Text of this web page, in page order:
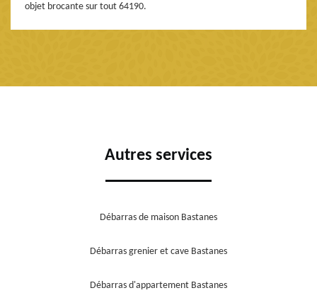
objet brocante sur tout 64190.
Autres services
Débarras de maison Bastanes
Débarras grenier et cave Bastanes
Débarras d'appartement Bastanes